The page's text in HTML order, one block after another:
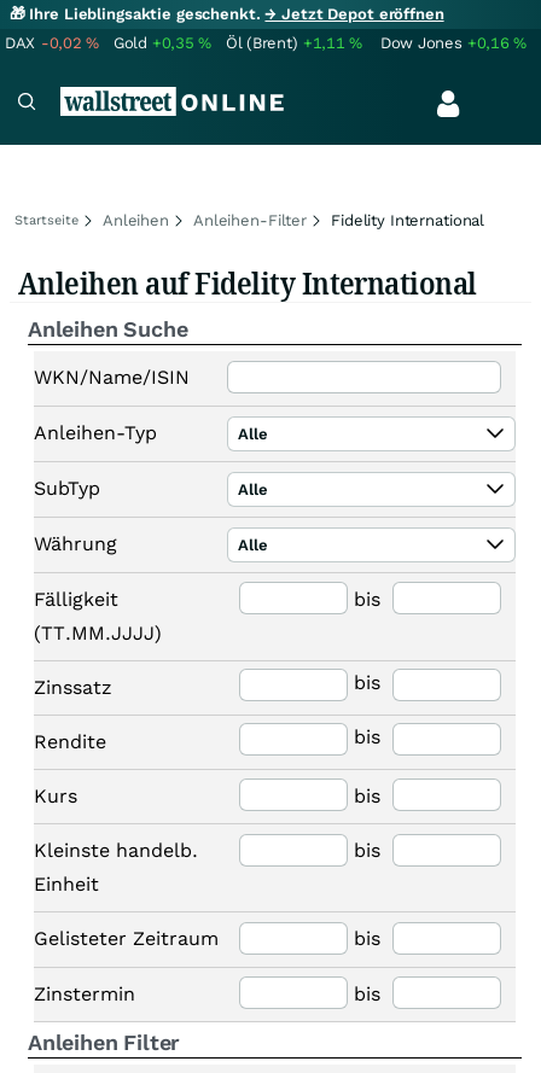
🎁 Ihre Lieblingsaktie geschenkt.→ Jetzt Depot eröffnen
DAX -0,02% Gold +0,35% Öl (Brent) +1,11% Dow Jones +0,16%
Startseite Anleihen Anleihen-Filter Fidelity International
Anleihen auf Fidelity International
Anleihen Suche
WKN/Name/ISIN
Anleihen-Typ Alle
SubTyp Alle
Währung Alle
Fälligkeit
(TT.MM.JJJJ)
bis
Zinssatz bis
Rendite bis
Kurs bis
Kleinste handelb.
Einheit
bis
Gelisteter Zeitraum bis
Zinstermin bis
Anleihen Filter